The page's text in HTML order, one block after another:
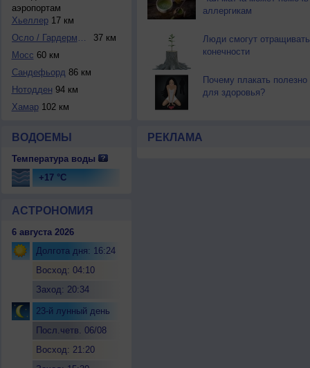
аэропортам
Хьеллер17 км
Осло / Гардермоэн
37 км
Мосс 60 км
Сандефьорд 86 км
Нотодден 94 км
Хамар102 км
ВОДОЕМЫ
Температура воды
+17 °C
АСТРОНОМИЯ
6 августа 2026
Долгота дня: 16:24
Восход: 04:10
Заход: 20:34
23-й лунный день
Посл.четв. 06/08
Восход: 21:20
аллергикам
Люди смогут отращивать
конечности
Почему плакать полезно
для здоровья?
РЕКЛАМА